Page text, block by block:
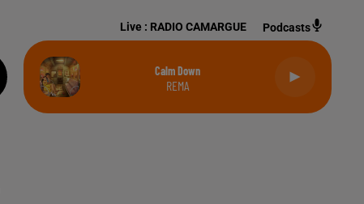
Live : RADIO CAMARGUE Podcasts
Calm Down
REMA